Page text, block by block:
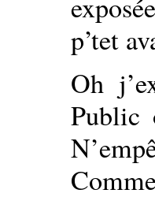
p’tet
Oh
Public